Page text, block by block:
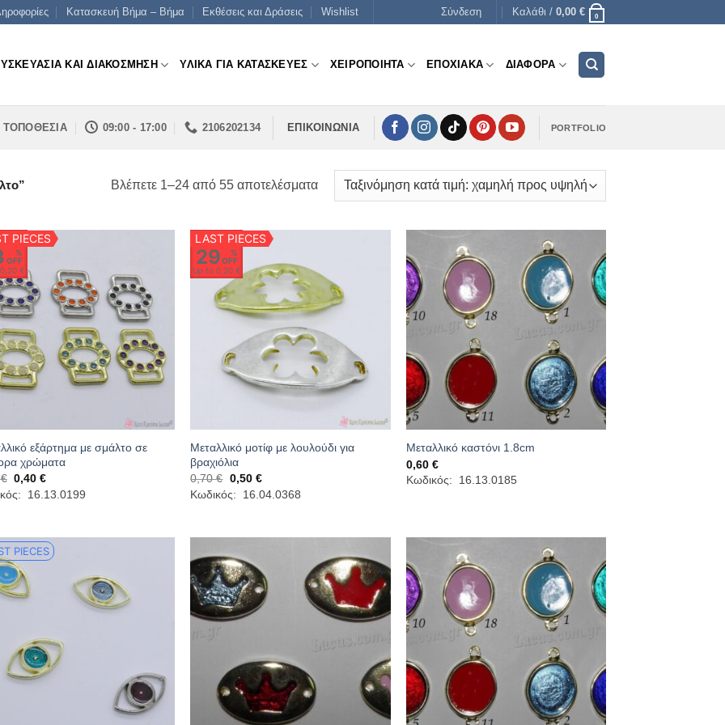
Κατασκευή Βήμα – Βήμα Εκθέσεις και Δράσεις Wishlist Σύνδεση Καλάθι / 0,00 € 0
ΚΑΙ ΔΙΑΚΟΣΜΗΣΗ ΥΛΙΚΑ ΓΙΑ ΚΑΤΑΣΚΕΥΕΣ ΧΕΙΡΟΠΟΙΗΤΑ ΕΠΟΧΙΑΚΑ ΔΙΑΦΟΡΑ
ΤΟΠΟΘΕΣΙΑ 09:00 - 17:00 2106202134 ΕΠΙΚΟΙΝΩΝΙΑ PORTFOLIO
Βλέπετε 1–24 από 55 αποτελέσματαSorted
high
PIECES
%
OFF
0,20 €
εξάρτημα με σμάλτο σε
χρώματα
€ Original
price
was:
0,40€Η
τρέχουσα
τιμή
16.13.0199
LAST PIECES
29
%
OFF
Up to 0,20 €
Μεταλλικό μοτίφ με λουλούδι για
βραχιόλια
0,70€ Original
price
was:
0,50 €Η
τρέχουσα
τιμή
Κωδικός: 16.04.0368
Μεταλλικό καστόνι 1.8cm
0,60€
Κωδικός: 16.13.0185
PIECES